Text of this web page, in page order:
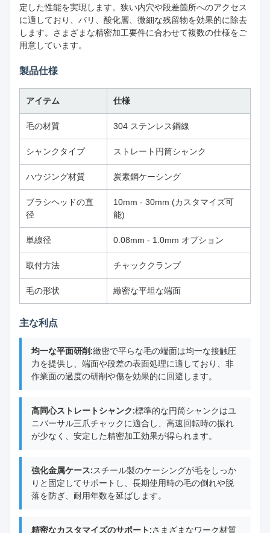
定した性能を実現します。狭い内穴や段差箇所へのアクセス
に適しており、バリ、酸化層、微細な残留物を効果的に除去
します。さまざまな精密加工要件に合わせて複数の仕様をご
用意しています。
製品仕様
アイテム 仕様
毛の材質 304 ステンレス鋼線
シャンクタイプ ストレート円筒シャンク
ハウジング材質 炭素鋼ケーシング
ブラシヘッドの直
径
10mm - 30mm (カスタマイズ可
能)
単線径 0.08mm - 1.0mm オプション
取付方法 チャッククランプ
毛の形状 緻密な平坦な端面
主な利点
均一な平面研削:緻密で平らな毛の端面は均一な接触圧
力を提供し、端面や段差の表面処理に適しており、非
作業面の過度の研削や傷を効果的に回避します。
高同心ストレートシャンク:標準的な円筒シャンクはユ
ニバーサル三爪チャックに適合し、高速回転時の振れ
が少なく、安定した精密加工効果が得られます。
強化金属ケース:スチール製のケーシングが毛をしっか
りと固定してサポートし、長期使用時の毛の倒れや脱
落を防ぎ、耐用年数を延ばします。
精密なカスタマイズのサポート:さまざまなワーク材質